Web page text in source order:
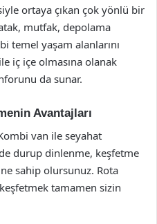
ortaya çıkan çok yönlü bir
mutfak, depolama
temel yaşam alanlarını
iç içe olmasına olanak
da sunar.
Avantajları
van ile seyahat
durup dinlenme, keşfetme
sahip olursunuz. Rota
tamamen sizin